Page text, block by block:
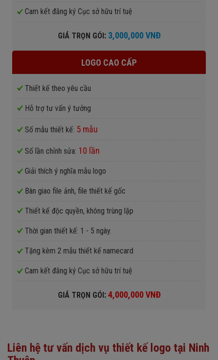
Cam kết đăng ký Cục sở hữu trí tuệ
GIÁ TRỌN GÓI : 3,000,000 VNĐ
LOGO CAO CẤP
Thiết kế theo yêu cầu
Hỗ trợ tư vấn ý tưởng
Số mẫu thiết kế: 5 mẫu
Số lần chỉnh sửa: 10 lần
Giải thích ý nghĩa mẫu logo
Bàn giao file ảnh, file thiết kế gốc
Thiết kế độc quyền, không trùng lặp
Thời gian thiết kế: 1 - 5 ngày.
Tặng kèm 2 mẫu thiết kế namecard
Cam kết đăng ký Cục sở hữu trí tuệ
GIÁ TRỌN GÓI :4,000,000 VNĐ
Liên hệ tư vấn dịch vụ thiết kế logo tại Ninh